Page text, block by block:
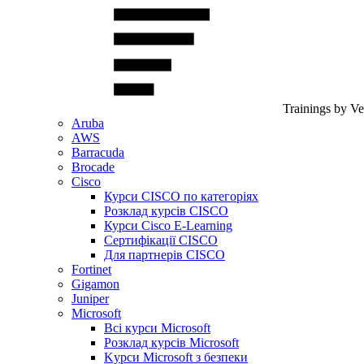
Trainings by
Aruba
AWS
Barracuda
Brocade
Cisco
Курси CISCO по категоріях
Розклад курсів CISCO
Курси Cisco E-Learning
Сертифікації CISCO
Для партнерів CISCO
Fortinet
Gigamon
Juniper
Microsoft
Всі курси Microsoft
Розклад курсів Microsoft
Kyрси Microsoft з безпеки